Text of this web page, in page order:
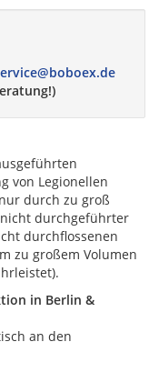
von Legionellen
durch zu groß
durchgeführter
durchflossenen
zu großem Volumen
in Berlin &
an den